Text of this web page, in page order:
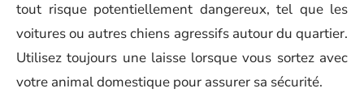
tout risque potentiellement dangereux, tel que les
voitures ou autres chiens agressifs autour du quartier.
Utilisez toujours une laisse lorsque vous sortez avec
votre animal domestique pour assurer sa sécurité.